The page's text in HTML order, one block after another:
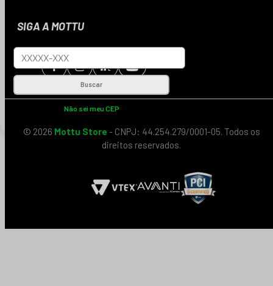
SIGA A MOTTU
© 2026 Mottu Store - CNPJ: 44.254.279/0001-05. Todos os
direitos reservados.
Buscar
Não sei meu CEP